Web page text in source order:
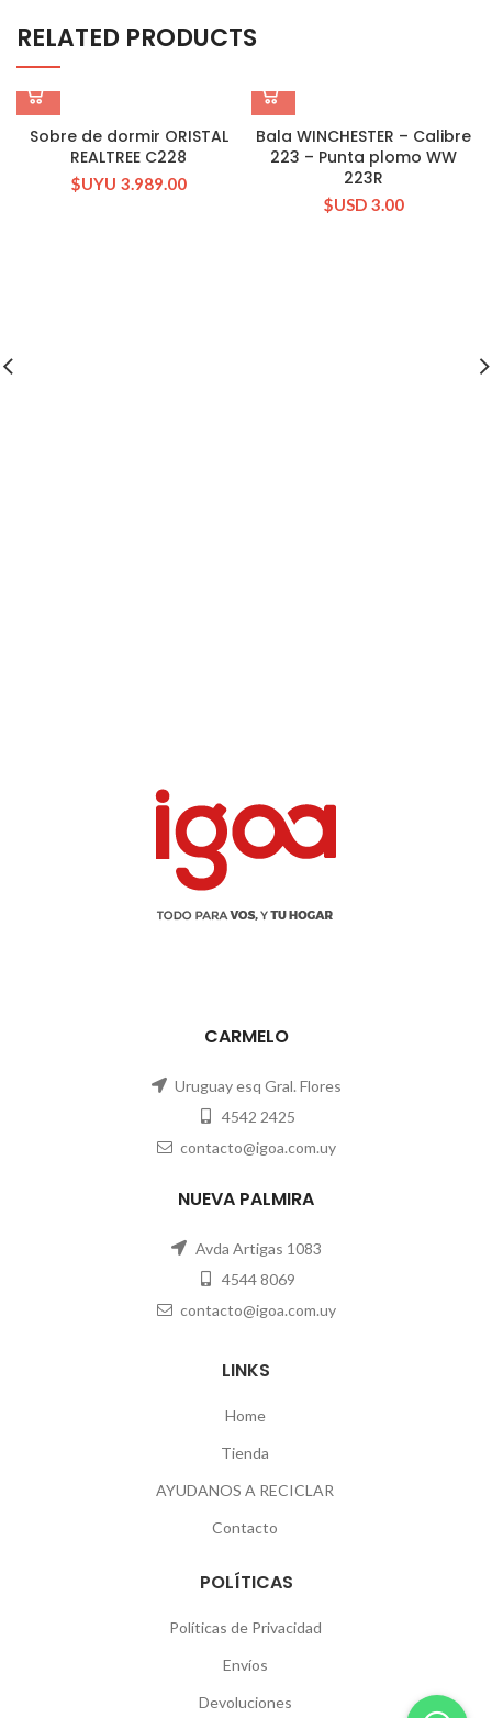
RELATED PRODUCTS
Sobre de dormir ORISTAL
REALTREE C228
$UYU 3.989.00
Bala WINCHESTER – Calibre
223 – Punta plomo WW
223R
$USD 3.00
CARMELO
Uruguay esq Gral. Flores
4542 2425
contacto@igoa.com.uy
NUEVA PALMIRA
Avda Artigas 1083
4544 8069
contacto@igoa.com.uy
LINKS
Home
Tienda
AYUDANOS A RECICLAR
Contacto
POLÍTICAS
Políticas de Privacidad
Envíos
Devoluciones